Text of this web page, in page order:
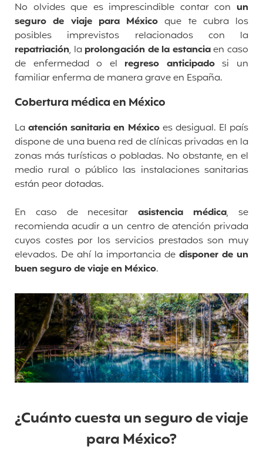
No olvides que es imprescindible contar conun
seguro de viaje para Méxicoque te cubra los
posibles imprevistos relacionados con la
repatriación, la prolongación de la estanciaen caso
de enfermedad o el regreso anticipadosi un
familiar enferma de manera grave en España.
Cobertura médica en México
Laatención sanitaria en Méxicoes desigual. El país
dispone de una buena red de clínicas privadas en la
zonas más turísticas o pobladas. No obstante, en el
medio rural o público las instalaciones sanitarias
están peor dotadas.
En caso de necesitarasistencia médica, se
recomienda acudir a un centro de atención privada
cuyos costes por los servicios prestados son muy
elevados. De ahí la importancia de disponer de un
buen seguro de viaje en México.
¿Cuánto cuesta un seguro de viaje
para México?